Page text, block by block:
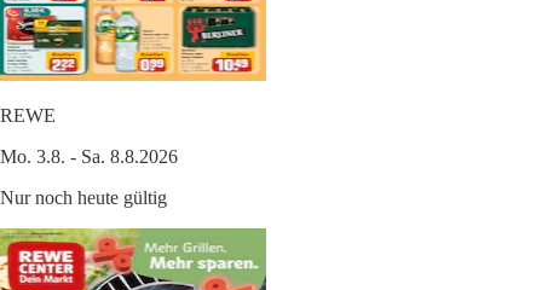
REWE
Mo. 3.8. - Sa. 8.8.2026
Nur noch heute gültig